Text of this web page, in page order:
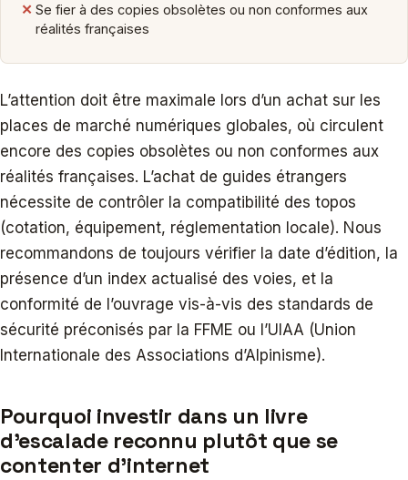
✕ Se fier à des copies obsolètes ou non conformes aux
réalités françaises
L’attention doit être maximale lors d’un achat sur les
places de marché numériques globales, où circulent
encore des copies obsolètes ou non conformes aux
réalités françaises. L’achat de guides étrangers
nécessite de contrôler la compatibilité des topos
(cotation, équipement, réglementation locale). Nous
recommandons de toujours vérifier la date d’édition, la
présence d’un index actualisé des voies, et la
conformité de l’ouvrage vis-à-vis des standards de
sécurité préconisés par la FFME ou l’UIAA (Union
Internationale des Associations d’Alpinisme).
Pourquoi investir dans un livre
d’escalade reconnu plutôt que se
contenter d’internet